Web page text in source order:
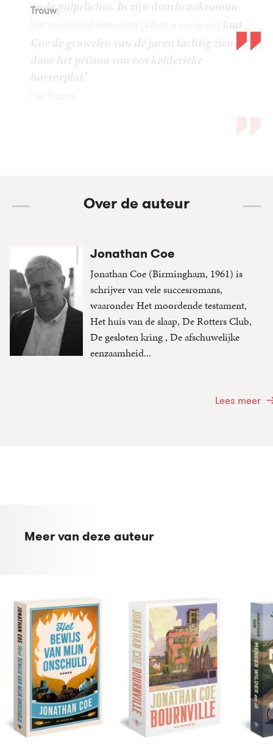
Trouw
Over de auteur
Jonathan Coe
Jonathan Coe (Birmingham, 1961) is
schrijver van vele succesromans,
waaronder Het moordende testament,
Het huis van de slaap, De Rotters Club,
De gesloten kring , De afschuwelijke
eenzaamheid...
Lees meer
Meer van deze auteur